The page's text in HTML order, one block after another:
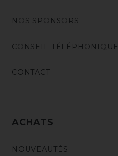
NOS SPONSORS
CONSEIL TÉLÉPHONIQUE
CONTACT
ACHATS
NOUVEAUTÉS